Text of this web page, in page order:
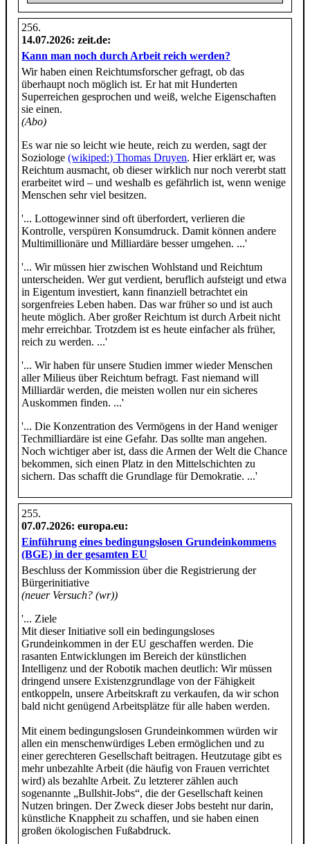
14.07.2026: zeit.de:
Kann man noch durch Arbeit reich werden?
Wir haben einen Reichtumsforscher gefragt, ob das
überhaupt noch möglich ist. Er hat mit Hunderten
Superreichen gesprochen und weiß, welche Eigenschaften
sie einen.
(Abo)
Es war nie so leicht wie heute, reich zu werden, sagt der
Soziologe(wikiped:) Thomas Druyen. Hier erklärt er, was
Reichtum ausmacht, ob dieser wirklich nur noch vererbt statt
erarbeitet wird – und weshalb es gefährlich ist, wenn wenige
Menschen sehr viel besitzen.
'... Lottogewinner sind oft überfordert, verlieren die
Kontrolle, verspüren Konsumdruck. Damit können andere
Multimillionäre und Milliardäre besser umgehen. ...'
'... Wir müssen hier zwischen Wohlstand und Reichtum
unterscheiden. Wer gut verdient, beruflich aufsteigt und etwa
in Eigentum investiert, kann finanziell betrachtet ein
sorgenfreies Leben haben. Das war früher so und ist auch
heute möglich. Aber großer Reichtum ist durch Arbeit nicht
mehr erreichbar. Trotzdem ist es heute einfacher als früher,
reich zu werden. ...'
'... Wir haben für unsere Studien immer wieder Menschen
aller Milieus über Reichtum befragt. Fast niemand will
Milliardär werden, die meisten wollen nur ein sicheres
Auskommen finden. ...'
'... Die Konzentration des Vermögens in der Hand weniger
Techmilliardäre ist eine Gefahr. Das sollte man angehen.
Noch wichtiger aber ist, dass die Armen der Welt die Chance
bekommen, sich einen Platz in den Mittelschichten zu
sichern. Das schafft die Grundlage für Demokratie. ...'
07.07.2026: europa.eu:
Einführung eines bedingungslosen Grundeinkommens
(BGE) in der gesamten EU
Beschluss der Kommission über die Registrierung der
Bürgerinitiative
(neuer Versuch? (wr))
'... Ziele
Mit dieser Initiative soll ein bedingungsloses
Grundeinkommen in der EU geschaffen werden. Die
rasanten Entwicklungen im Bereich der künstlichen
Intelligenz und der Robotik machen deutlich: Wir müssen
dringend unsere Existenzgrundlage von der Fähigkeit
entkoppeln, unsere Arbeitskraft zu verkaufen, da wir schon
bald nicht genügend Arbeitsplätze für alle haben werden.
Mit einem bedingungslosen Grundeinkommen würden wir
allen ein menschenwürdiges Leben ermöglichen und zu
einer gerechteren Gesellschaft beitragen. Heutzutage gibt es
mehr unbezahlte Arbeit (die häufig von Frauen verrichtet
wird) als bezahlte Arbeit. Zu letzterer zählen auch
sogenannte „Bullshit-Jobs“, die der Gesellschaft keinen
Nutzen bringen. Der Zweck dieser Jobs besteht nur darin,
künstliche Knappheit zu schaffen, und sie haben einen
großen ökologischen Fußabdruck.